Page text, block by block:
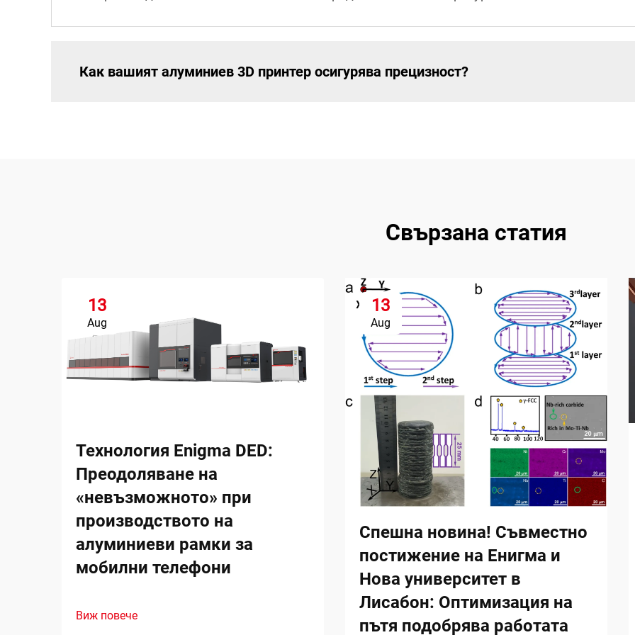
Как вашият алуминиев 3D принтер осигурява прецизност?
Свързана статия
13
Aug
Технология Enigma DED:
Преодоляване на
«невъзможното» при
производството на
алуминиеви рамки за
мобилни телефони
Виж повече
13
Aug
Спешна новина! Съвместно
постижение на Енигма и
Нова университет в
Лисабон: Оптимизация на
пътя подобрява работата